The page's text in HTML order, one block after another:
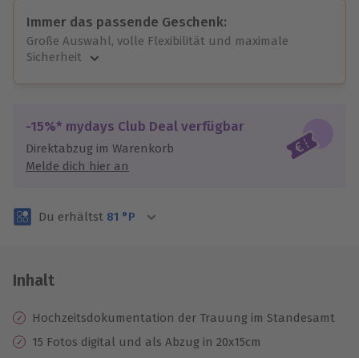
Immer das passende Geschenk:
Große Auswahl, volle Flexibilität und maximale
Sicherheit
Jeder Gutschein für alle Erlebnisse einlösbar.
Maximale Sicherheit
3 Jahre gültig & verlängerbar.
-15%* mydays Club Deal verfügbar
Direktabzug im Warenkorb
Melde dich hier an
Du erhältst 81 °P
Inhalt
Hochzeitsdokumentation der Trauung im Standesamt
15 Fotos digital und als Abzug in 20x15cm